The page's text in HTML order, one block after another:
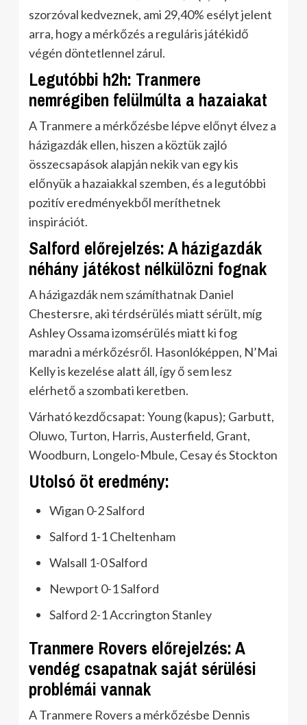
szorzóval kedveznek, ami 29,40% esélyt jelent
arra, hogy a mérkőzés a reguláris játékidő
végén döntetlennel zárul.
Legutóbbi h2h: Tranmere
nemrégiben felülmúlta a hazaiakat
A Tranmere a mérkőzésbe lépve előnyt élvez a
házigazdák ellen, hiszen a köztük zajló
összecsapások alapján nekik van egy kis
előnyük a hazaiakkal szemben, és a legutóbbi
pozitív eredményekből meríthetnek
inspirációt.
Salford előrejelzés: A házigazdák
néhány játékost nélkülözni fognak
A házigazdák nem számíthatnak Daniel
Chestersre, aki térdsérülés miatt sérült, míg
Ashley Ossama izomsérülés miatt ki fog
maradni a mérkőzésről. Hasonlóképpen, N’Mai
Kelly is kezelése alatt áll, így ő sem lesz
elérhető a szombati keretben.
Várható kezdőcsapat: Young (kapus); Garbutt,
Oluwo, Turton, Harris, Austerfield, Grant,
Woodburn, Longelo-Mbule, Cesay és Stockton
Utolsó öt eredmény:
Wigan 0-2 Salford
Salford 1-1 Cheltenham
Walsall 1-0 Salford
Newport 0-1 Salford
Salford 2-1 Accrington Stanley
Tranmere Rovers előrejelzés: A
vendég csapatnak saját sérülési
problémái vannak
A Tranmere Rovers a mérkőzésbe Dennis